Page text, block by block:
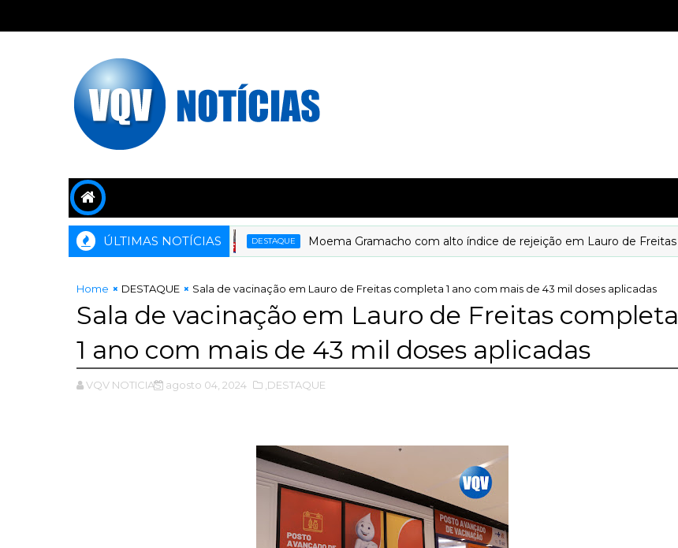
ÚLTIMAS NOTÍCIAS DESTAQUE Moema Gramacho com alto índice de rejeição em Lauro de Freitas
Home DESTAQUE Sala de vacinação em Lauro de Freitas completa 1 ano com mais de 43 mil doses aplicadas
Sala de vacinação em Lauro de Freitas completa
1 ano com mais de 43 mil doses aplicadas
VQV NOTICIAS agosto 04, 2024 ,DESTAQUE